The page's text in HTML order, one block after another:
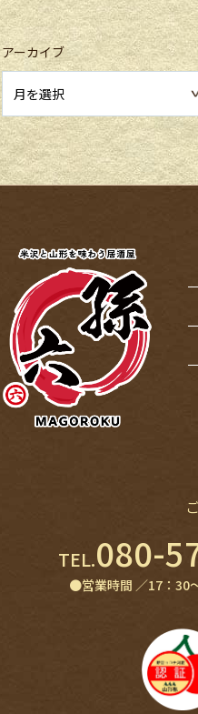
アーカイブ
TEL.080-
●営業時間 ／17：